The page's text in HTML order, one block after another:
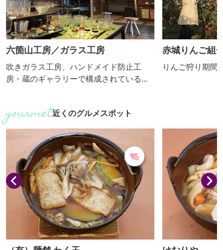
六箇山工房／ガラス工房
吹きガラス工房、ハンドメイド防止工
房・蔵のギャラリーで構成されている
す。 ■見学内容・解説有無 吹きガラス工
房／蔵の作品ギャラリー（ガラス・帽子
展示販売） ・解説：あり ■体験内容 吹
きガラスによるタンブラー､小鉢、マグ、
ペーパーウェイトを最初から最後まで製
作できます。 ■個人の受入 可 ■団体の受
入(人数) 可（...
赤城りんご組
りんご狩り期間
近くのグルメスポット